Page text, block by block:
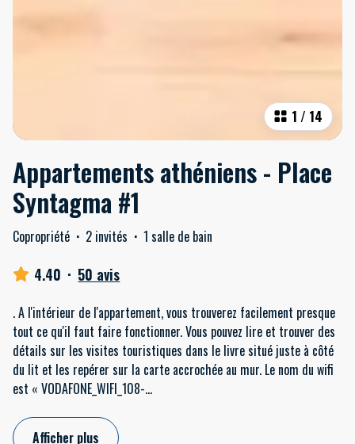
1 / 14
Appartements athéniens - Place
Syntagma #1
Copropriété · 2 invités · 1 salle de bain
4.40 · 50 avis
. A l'intérieur de l'appartement, vous trouverez facilement presque
tout ce qu'il faut faire fonctionner. Vous pouvez lire et trouver des
détails sur les visites touristiques dans le livre situé juste à côté
du lit et les repérer sur la carte accrochée au mur. Le nom du wifi
est « VODAFONE_WIFI_108-...
Afficher plus